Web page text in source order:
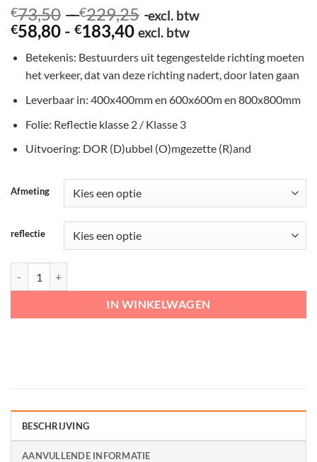
€73,50 - €229,25 Prijsklasse:
€73,50
€229,25
excl. btw
€58,80 - €183,40Prijsklasse:
tot
€183,40
excl. btw
Betekenis: Bestuurders uit tegengestelde richting moeten
het verkeer, dat van deze richting nadert, door laten gaan
Leverbaar in: 400x400mm en 600x600m en 800x800mm
Folie: Reflectie klasse 2 / Klasse 3
Uitvoering: DOR (D)ubbel (O)mgezette (R)and
Afmeting
reflectie
IN WINKELWAGEN
BESCHRIJVING
AANVULLENDE INFORMATIE